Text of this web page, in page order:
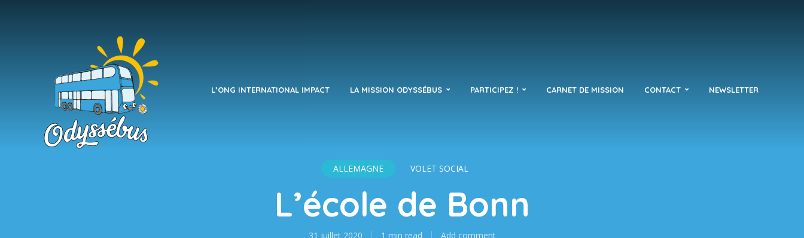
L’ONG INTERNATIONAL IMPACT LA MISSION ODYSSÉBUS PARTICIPEZ ! CARNET DE MISSION CONTACT NEWSLETTER
ALLEMAGNE VOLET SOCIAL
L’école de Bonn
31 juillet 2020 1 min read Add comment